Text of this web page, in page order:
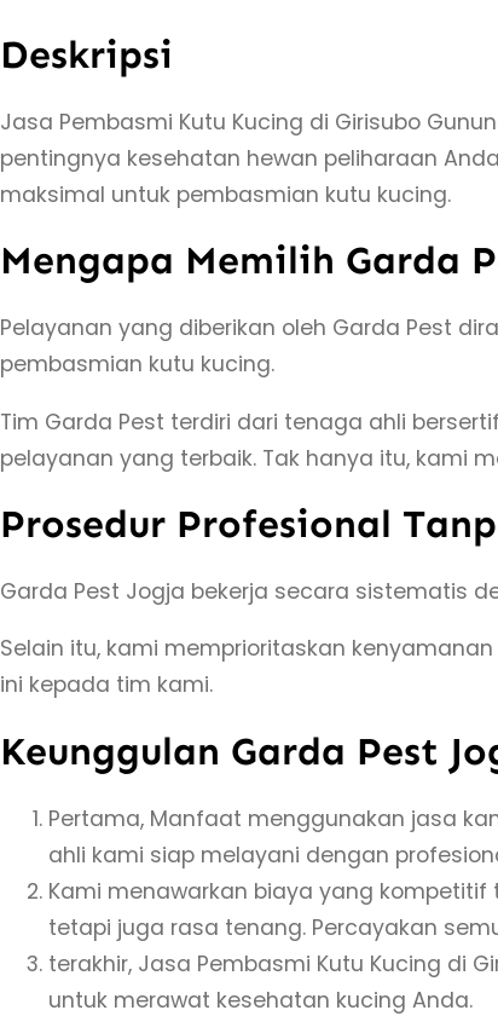
Deskripsi
Jasa Pembasmi Kutu Kucing di Girisubo
pentingnya kesehatan hewan peliharaan
maksimal untuk pembasmian kutu kucing.
Mengapa Memilih Garda
Pelayanan yang diberikan oleh Garda Pest
pembasmian kutu kucing.
Tim Garda Pest terdiri dari tenaga ahli
pelayanan yang terbaik. Tak hanya itu, kami
Prosedur Profesional
Garda Pest Jogja bekerja secara sistematis
Selain itu, kami memprioritaskan
ini kepada tim kami.
Keunggulan Garda Pest
Pertama, Manfaat menggunakan jasa
ahli kami siap melayani dengan
Kami menawarkan biaya yang
tetapi juga rasa tenang. Percayakan
terakhir, Jasa Pembasmi Kutu Kucing di
untuk merawat kesehatan kucing Anda.